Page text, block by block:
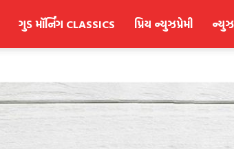
ગુડ મૉર્નિંગ CLASSICS પ્રિય ન્યુઝપ્રેમી